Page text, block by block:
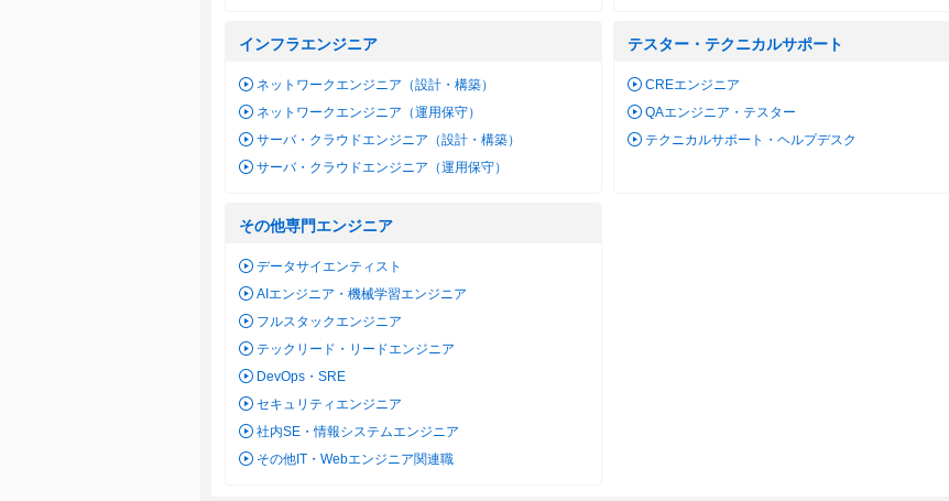
インフラエンジニア
ネットワークエンジニア（設計・構築）
ネットワークエンジニア（運用保守）
サーバ・クラウドエンジニア（設計・構築）
サーバ・クラウドエンジニア（運用保守）
テスター・テクニカルサポート
CREエンジニア
QAエンジニア・テスター
テクニカルサポート・ヘルプデスク
その他専門エンジニア
データサイエンティスト
AIエンジニア・機械学習エンジニア
フルスタックエンジニア
テックリード・リードエンジニア
DevOps・SRE
セキュリティエンジニア
社内SE・情報システムエンジニア
その他IT・Webエンジニア関連職